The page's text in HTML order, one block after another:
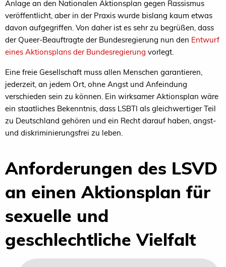
Anlage an den Nationalen Aktionsplan gegen Rassismus
veröffentlicht, aber in der Praxis wurde bislang kaum etwas
davon aufgegriffen. Von daher ist es sehr zu begrüßen, dass
der Queer-Beauftragte der Bundesregierung nun den Entwurf
eines Aktionsplans der Bundesregierung vorlegt.
Eine freie Gesellschaft muss allen Menschen garantieren,
jederzeit, an jedem Ort, ohne Angst und Anfeindung
verschieden sein zu können. Ein wirksamer Aktionsplan wäre
ein staatliches Bekenntnis, dass LSBTI als gleichwertiger Teil
zu Deutschland gehören und ein Recht darauf haben, angst-
und diskriminierungsfrei zu leben.
Anforderungen des LSVD
an einen Aktionsplan für
sexuelle und
geschlechtliche Vielfalt